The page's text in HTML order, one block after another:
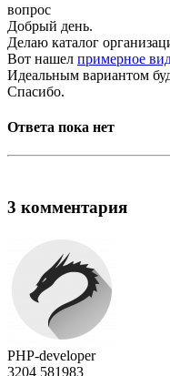
вопрос
Добрый день.
Делаю каталог
Вот нашел примерное
Идеальным вариантом
Спасибо.
Ответа пока нет
3 комментария
PHP-developer
3204 581983